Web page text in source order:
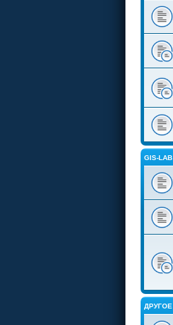
GIS-LAB
ДРУГОЕ